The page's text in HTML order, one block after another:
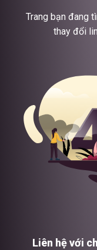
Trang bạn đang
thay đổi
Liên hệ với